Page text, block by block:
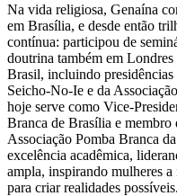
Na vida religiosa, Genaína
em Brasília, e desde então
contínua: participou de
doutrina também em
Brasil, incluindo presidências
Seicho-No-Ie e da
hoje serve como Vice-
Branca de Brasília e
Associação Pomba Branca
excelência acadêmica,
ampla, inspirando mulheres
para criar realidades possíveis.